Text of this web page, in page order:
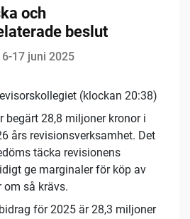
och
beslut
17 juni 2025
(klockan 20:38)
begärt 28,8 miljoner kronor i
års revisionsverksamhet. Det
täcka revisionens
ge marginaler för köp av
så krävs.
för 2025 är 28,3 miljoner